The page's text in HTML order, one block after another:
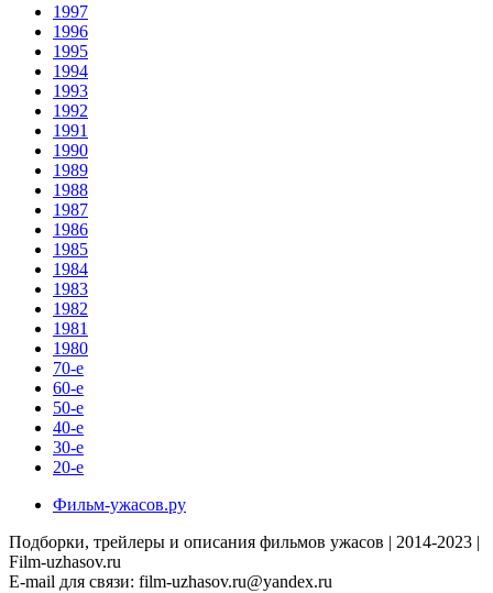
1997
1996
1995
1994
1993
1992
1991
1990
1989
1988
1987
1986
1985
1984
1983
1982
1981
1980
70-е
60-е
50-е
40-е
30-е
20-е
Фильм-ужасов.ру
Подборки, трейлеры и описания фильмов ужасов | 2014-2023 |
Film-uzhasov.ru
E-mail для связи: film-uzhasov.ru@yandex.ru